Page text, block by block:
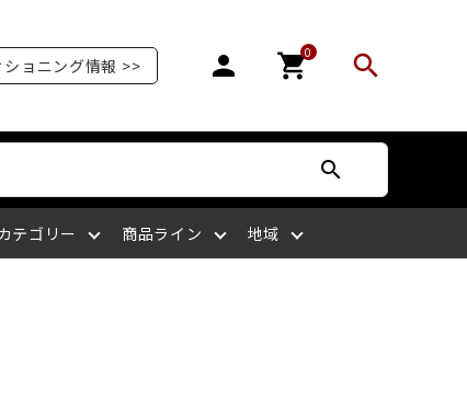
ョニング情報 >> person 0
shopping_cart search
search
テゴリー 商品ライン 地域